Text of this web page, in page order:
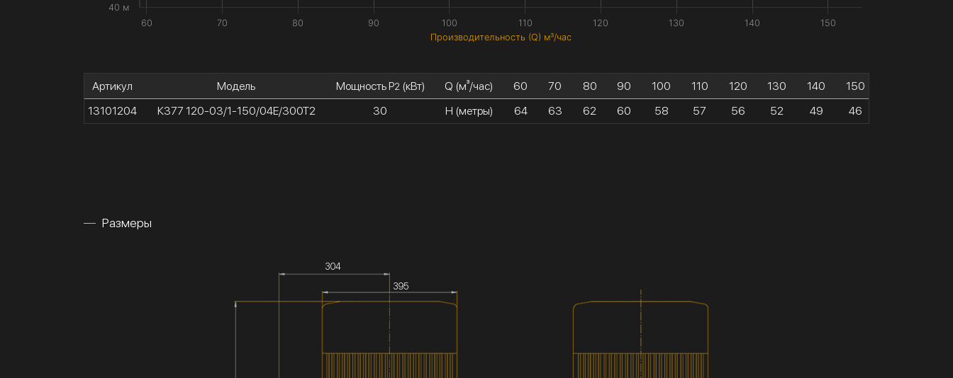
Производительность (Q) м³/час
60 70 80 90 100 110 120 130 140 150
40 м
Артикул
13101204
Модель
К377 120-03/1-150/04Е/300Т2
Мощность P2(кВт)
30
Q (м³/час)
H (метры)
60
64
70
63
80
62
90
60
100
58
110
57
120
56
130
52
140
49
150
46
Размеры
304
395